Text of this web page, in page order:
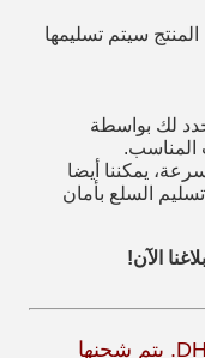
سيتم تسليمها
لك بواسطة
يمكننا أيضا
السلع بأمان
الآن!
التعاون مع Fedex و TNT و DHL. يتم شحنها